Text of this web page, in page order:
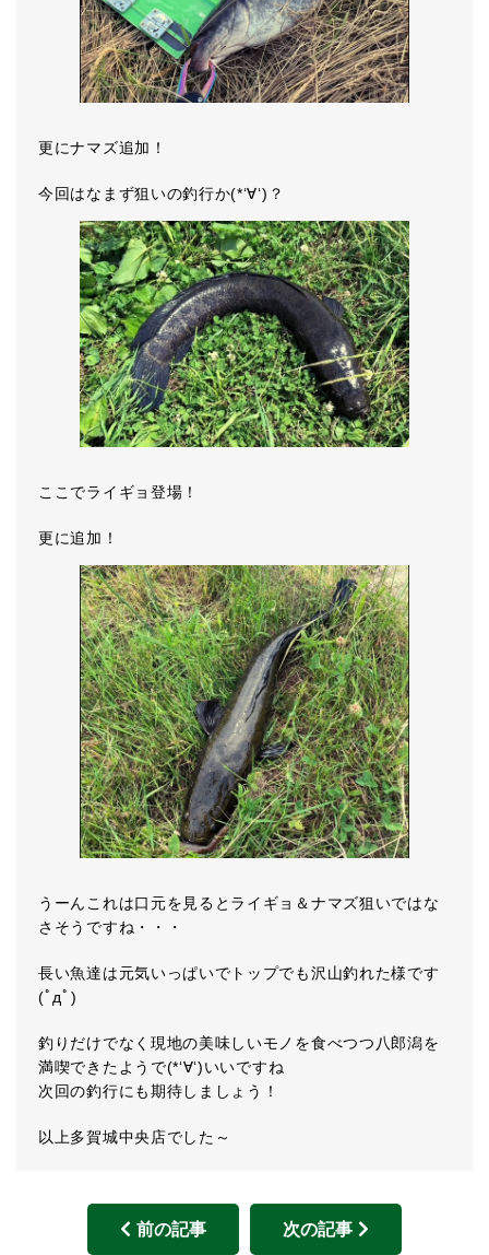
更にナマズ追加！
今回はなまず狙いの釣行か(*‘∀‘)？
ここでライギョ登場！
更に追加！
うーんこれは口元を見るとライギョ＆ナマズ狙いではな
さそうですね・・・
長い魚達は元気いっぱいでトップでも沢山釣れた様です
(ﾟдﾟ)
釣りだけでなく現地の美味しいモノを食べつつ八郎潟を
満喫できたようで(*‘∀‘)いいですね
次回の釣行にも期待しましょう！
以上多賀城中央店でした～
前の記事 次の記事